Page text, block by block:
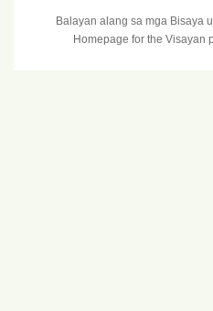
Balayan alang sa mga Bisaya
Homepage for the Visayan